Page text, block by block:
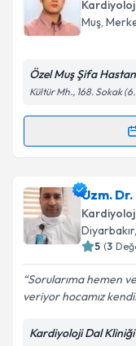
takvim
Kişisel
Metni'ni
Muş,
Özel Muş Şifa
Kültür Mh., 168. Sokak
Randevu
Doç. Dr. Atilla
oluşturun. Size
takvim
Kişisel
Uzm.
Diyarbakır,
5 (3
Sorularıma hemen
veriyor hocamız
Kardiyoloji Dal Kliniği